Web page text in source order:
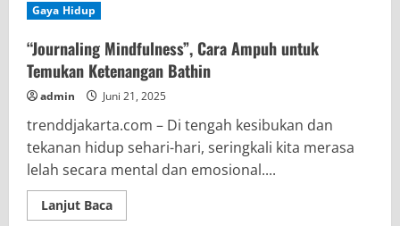
Yang
Matang”:
Refleksi
Kehidupan
di
Era
Sosial
Gaya Hidup
“Journaling Mindfulness”, Cara Ampuh untuk
Temukan Ketenangan Bathin
admin Juni 21, 2025
trenddjakarta.com – Di tengah kesibukan dan
tekanan hidup sehari-hari, seringkali kita merasa
lelah secara mental dan emosional....
Lanjut BacaRead
more